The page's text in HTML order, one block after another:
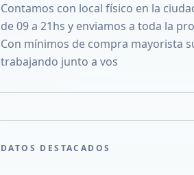
Contamos con local físico en la
de 09 a 21hs y enviamos a toda la
Con mínimos de compra mayorista
trabajando junto a vos
DATOS DESTACADOS